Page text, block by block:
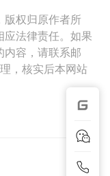
版权归原作者所
法律责任。如果
内容，请联系邮
，核实后本网站